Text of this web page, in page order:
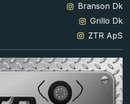
Branson Dk
Grillo Dk
ZTR ApS